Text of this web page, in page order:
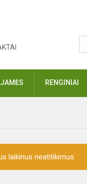
RENGINIAI
laikinus neatitikimus.